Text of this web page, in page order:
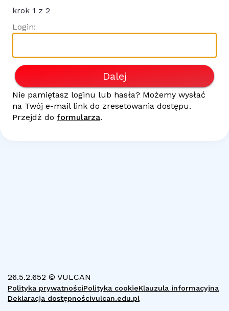
krok 1 z 2
Login:
Dalej
Nie pamiętasz loginu lub hasła? Możemy wysłać
na Twój e-maillink do zresetowania dostępu.
Przejdź do formularza.
26.5.2.652 © VULCAN
Polityka prywatnościPolityka cookieKlauzula informacyjna
Deklaracja dostępnościvulcan.edu.pl